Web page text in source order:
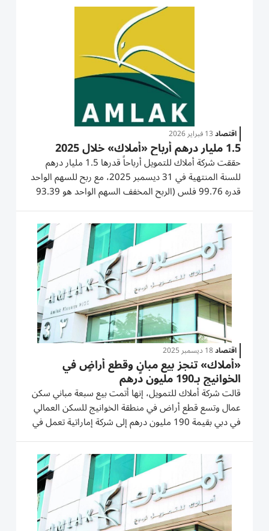
اقتصاد13 فبراير 2026
1.5 مليار درهم أرباح «أملاك» خلال 2025
حققت شركة أملاك للتمويل أرباحاً قدرها 1.5 مليار درهم
للسنة المنتهية في 31 ديسمبر 2025، مع ربح للسهم الواحد
قدره 99.76 فلس (الربح المخفف السهم الواحد هو 93.39
فلس). ويذكر أن الشركة التي يبلغ رأس مالها 1.5 مليار درهم
كانت قد حققت صافي أرباح غير متكررة نتيجة بيع قطع
أراضٍ في رأس الخور بقيمة...
اقتصاد18 ديسمبر 2025
«أملاك» تنجز بيع مبانٍ وقطع أراضٍ في
الخوانيج بـ190 مليون درهم
قالت شركة أملاك للتمويل، إنها أتمت بيع سبعة مباني سكن
عمال وتسع قطع أراض في منطقة الخوانيج للسكن العمالي
في دبي بقيمة 190 مليون درهم إلى شركة إماراتية تعمل في
قطاع الإنشاءات. ووفقاً لإفصاح على موقع سوق دبي المالي،
أشارت الشركة إلى أنه تم نقل الملكية وتسليم الأصول المشار
إلهم...